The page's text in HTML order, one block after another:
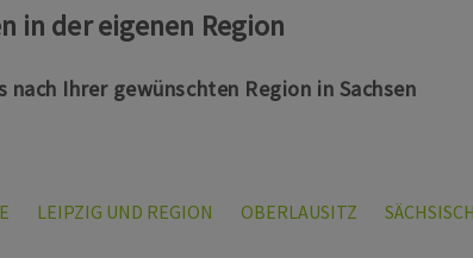
in der eigenen Region
Ihrer gewünschten Region in Sachsen
LEIPZIG UND REGION OBERLAUSITZ